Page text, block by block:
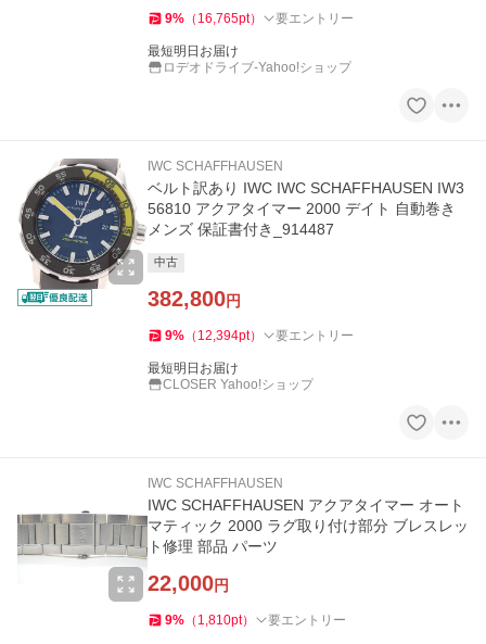
9% （ 16,765pt） 要エントリー
最短明日お届け
ロデオドライブ-Yahoo!ショップ
IWC SCHAFFHAUSEN
ベルト訳あり IWC IWC SCHAFFHAUSEN IW3
56810 アクアタイマー 2000 デイト 自動巻き
メンズ 保証書付き_914487
中古
382,800円
9% （ 12,394pt） 要エントリー
最短明日お届け
CLOSER Yahoo!ショップ
IWC SCHAFFHAUSEN
IWC SCHAFFHAUSEN アクアタイマー オート
マティック 2000 ラグ取り付け部分 ブレスレッ
ト修理 部品 パーツ
22,000円
9% （ 1,810pt） 要エントリー